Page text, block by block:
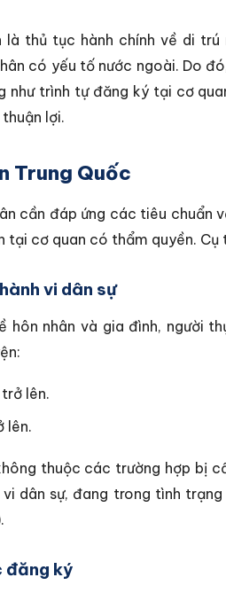
thủ tục hành chính về di
có yếu tố nước ngoài. Do
như trình tự đăng ký tại cơ
lợi.
Trung Quốc
cần đáp ứng các tiêu chuẩn
tại cơ quan có thẩm quyền. Cụ
vi dân sự
hôn nhân và gia đình, người
lên.
lên.
thuộc các trường hợp bị
dân sự, đang trong tình
đăng ký